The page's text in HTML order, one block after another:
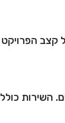
קצב הפרויקט
השירות כולל